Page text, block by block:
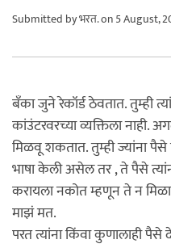
Submitted byभरत.on 5 August,
बँका जुने रेकॉर्ड ठेवतात. तुम्ही
कांउंटरवरच्या व्यक्तिला नाही.
मिळवू शकतात. तुम्ही ज्यांना
भाषा केली असेल तर , ते पैसे
करायला नकोत म्हणून ते न
माझं मत.
परत त्यांना किंवा कुणालाही पैसे